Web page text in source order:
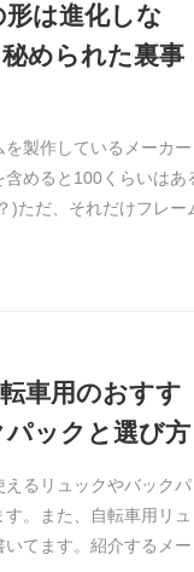
は進化しな
められた裏事
製作しているメーカー
めると100くらいはあ
)ただ、それだけフレー
車用のおすす
ックと選び方
るリュックやバックパ
。また、自転車用リュ
てます。紹介するメー